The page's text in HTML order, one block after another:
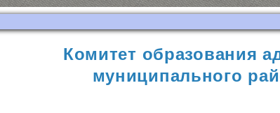
Комитет образования
муниципального